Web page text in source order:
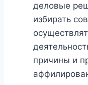
деловые
избирать
причины и